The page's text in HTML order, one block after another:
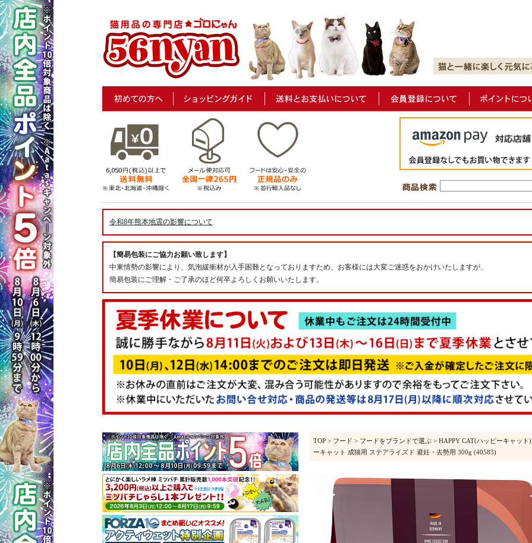
令和8年熊本地震の影響について
【簡易包装にご協力お願い致します】
中東情勢の影響により、気泡緩衝材が入手困難となっておりますため、お客様には大変ご迷惑をおかけいたしますが、
簡易包装にご理解・ご了承のほど何卒よろしくお願いいたします。
TOP > フード > フードをブランドで選ぶ > HAPPY CAT(ハッピーキャット)
ーキャット 成猫用 ステアライズド 避妊・去勢用 300g (40583)